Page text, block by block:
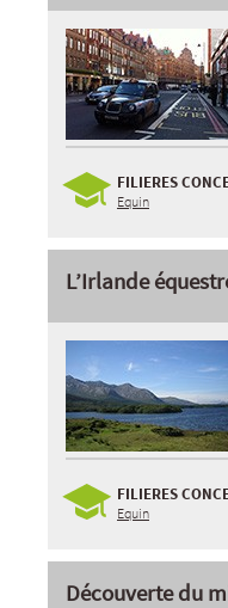
FILIERES
Equin
L’Irlande
FILIERES
Equin
Découverte du